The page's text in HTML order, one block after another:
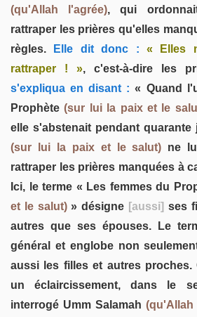
(qu'Allah l'agrée), qui
rattraper les prières qu'elles
règles. Elle dit donc :
« Elles
rattraper ! », c'est-à-dire les
s'expliqua en disant : « Quand
Prophète(sur lui la paix et le
elle s'abstenait pendant
(sur lui la paix et le salut) ne
rattraper les prières manquées à
Ici, le terme « Les femmes du
et le salut)» désigne [aussi] ses
autres que ses épouses. Le
général et englobe non
aussi les filles et autres proches.
un éclaircissement, dans le
interrogé Umm Salamah(qu'Allah